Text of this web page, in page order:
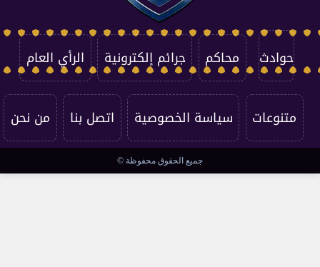
حوادث محاكم جرائم إلكترونية الرأي العام
متنوعات سياسة الخصوصية اتصل بنا من نحن
جميع الحقوق محفوظة ©